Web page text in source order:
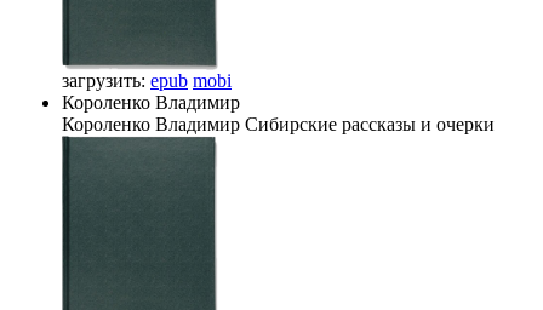
загрузить: epub mobi
Короленко Владимир
Короленко Владимир Сибирские рассказы и очерки